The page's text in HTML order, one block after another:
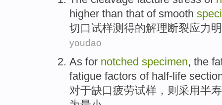
higher than that of smooth
切口试样测得的解理断裂应力
youdao
As for notched specimen, the
fatigue factors of half-life
对于缺口疲劳试样 ，则 采用半